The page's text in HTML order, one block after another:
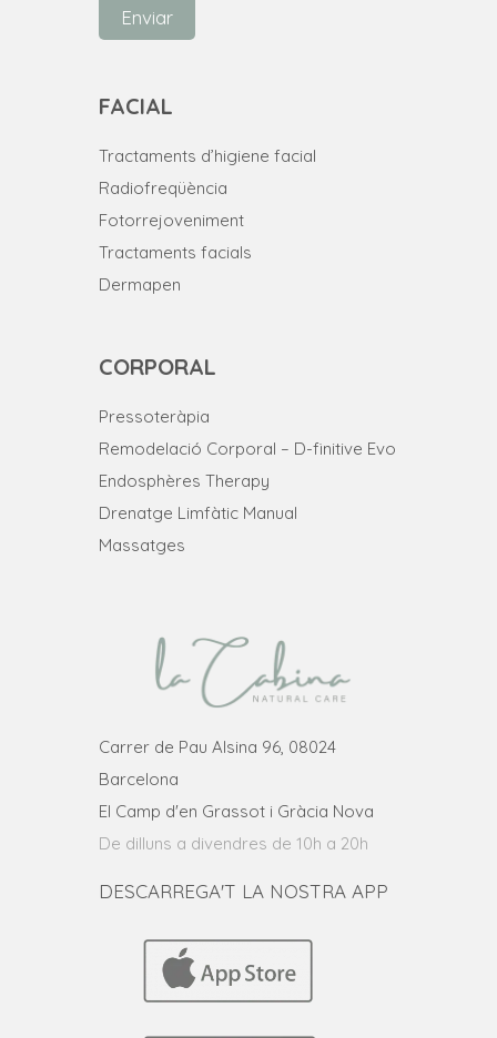
Enviar
FACIAL
Tractaments d’higiene facial
Radiofreqüència
Fotorrejoveniment
Tractaments facials
Dermapen
CORPORAL
Pressoteràpia
Remodelació Corporal – D-finitive Evo
Endosphères Therapy
Drenatge Limfàtic Manual
Massatges
Carrer de Pau Alsina 96, 08024
Barcelona
El Camp d'en Grassot i Gràcia Nova
De dilluns a divendres de 10h a 20h
DESCARREGA'T LA NOSTRA APP